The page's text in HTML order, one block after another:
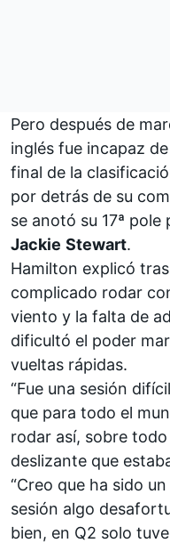
Pero después de
inglés fue incapaz
final de la
por detrás de su
se anotó su 17ª pole
Jackie Stewart.
Hamilton explicó
complicado rodar
viento y la falta de
dificultó el poder
vueltas rápidas.
“Fue una sesión
que para todo el
rodar así, sobre
deslizante que
“Creo que ha sido
sesión algo
bien, en Q2 solo